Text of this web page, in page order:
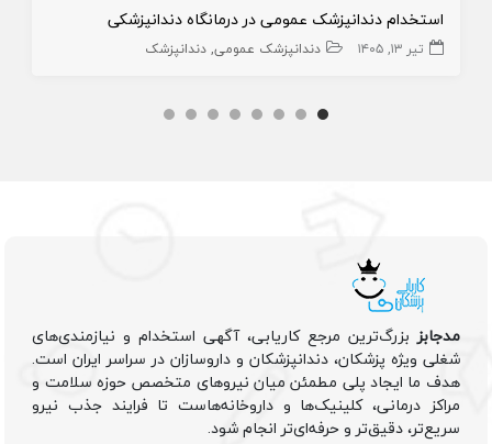
استخدام دندانپزشک عمومی در درمانگاه دندانپزشکی
تیر ۱۳, ۱۴۰۵ دندانپزشک عمومی دندانپزشک
مدجابزبزرگ‌ترین مرجع کاریابی، آگهی استخدام و نیازمندی‌های
شغلی ویژه پزشکان، دندانپزشکان و داروسازان در سراسر ایران است.
هدف ما ایجاد پلی مطمئن میان نیروهای متخصص حوزه سلامت و
مراکز درمانی، کلینیک‌ها و داروخانه‌هاست تا فرایند جذب نیرو
سریع‌تر، دقیق‌تر و حرفه‌ای‌تر انجام شود.